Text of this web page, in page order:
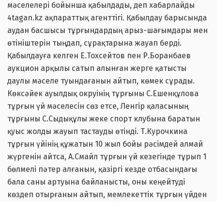
мәселелері бойынша қабылдады, деп хабарлайды
4tagan.kz ақпараттық агенттігі. Қабылдау барысында
аудан басшысы тұрғындардың арыз-шағымдары мен
өтініштерін тыңдап, сұрақтарына жауап берді.
Қабылдауға келген Е.Тохсейтов пен Р.Боранбаев
аукцион арқылы сатып алынған жерге қатысты
даулы мәселе туындағанын айтып, көмек сұрады.
Көксәйек ауылдық окруінің тұрғыны С.Ешенқұлова
тұрғын үй мәселесін сөз етсе, Ленгір қаласының
тұрғыны С.Сыдықұлы жеке спорт клубына баратын
қуыс жолды жауып тастауды өтінді. Т.Курочкина
тұрғын үйінің құжатын 10 жыл бойы рәсімдей алмай
жүргенін айтса, А.Смайл тұрғын үй кезегінде тұрып 1
бөлмелі пәтер алғанын, қазіргі кезде отбасындағы
бала саны артуына байланысты, оны кеңейтуді
көздеп отырғанын айтып, мемлекеттік тұрғын үйден